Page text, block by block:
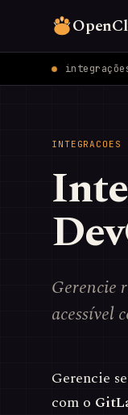
INTEGRACOES
Gerencie
acessível
Gerencie
com o